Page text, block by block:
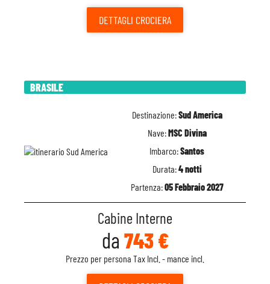
DETTAGLI CROCIERA
BRASILE
Destinazione:Sud America
Nave:MSC Divina
Imbarco:Santos
Durata:4 notti
Partenza:05 Febbraio 2027
Cabine Interne
da 743 €
Prezzo per persona Tax Incl. - mance incl.